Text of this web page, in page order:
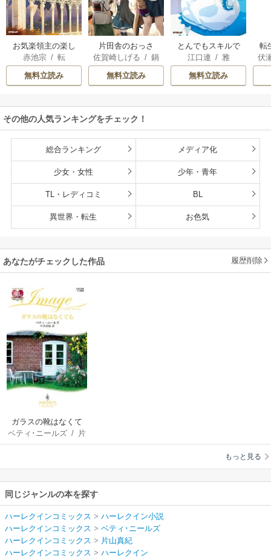
お気楽領主の楽し
い領地防衛
赤池宗/ 転
無料立読み
片田舎のおっさ
ん、剣聖になる
～ただの田舎の剣
術師範だったの
たちが俺を放って
くれない件～
佐賀崎しげる /鍋
島テツヒロ
無料立読み
とんでもスキルで
異世界放浪メシ
江口連 / 雅
無料立読み
転
伏
その他の人気ランキングをチェック！
総合ランキング メディア化
少女・女性 少年・青年
TL・レディコミ BL
異世界・転生 お色気
あなたがチェックした作品 履歴削除
ガラスの靴はなくて
も
ベティ･ニールズ / 片
山真紀
もっと見る
同じジャンルの本を探す
ハーレクインコミックス > ハーレクイン小説
ハーレクインコミックス > ベティ･ニールズ
ハーレクインコミックス > 片山真紀
ハーレクインコミックス > ハーレクイン